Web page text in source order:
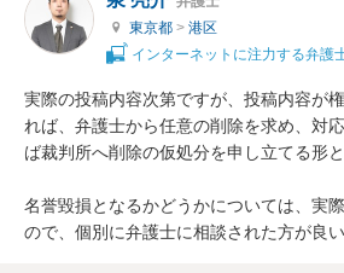
東京都 > 港区
インターネットに注力する弁護
実際の投稿内容次第ですが、投稿内容が
れば、弁護士から任意の削除を求め、対
ば裁判所へ削除の仮処分を申し立てる形
名誉毀損となるかどうかについては、実
ので、個別に弁護士に相談された方が良い